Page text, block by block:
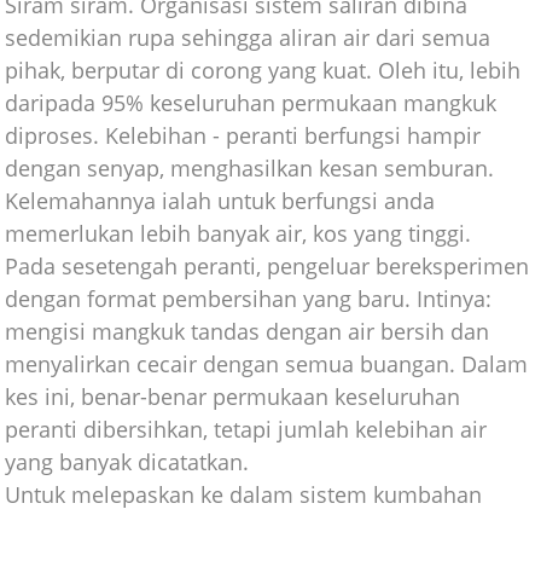
sedemikian rupa sehingga aliran air dari semua
pihak, berputar di corong yang kuat. Oleh itu, lebih
daripada 95% keseluruhan permukaan mangkuk
diproses. Kelebihan - peranti berfungsi hampir
dengan senyap, menghasilkan kesan semburan.
Kelemahannya ialah untuk berfungsi anda
memerlukan lebih banyak air, kos yang tinggi.
Pada sesetengah peranti, pengeluar bereksperimen
dengan format pembersihan yang baru. Intinya:
mengisi mangkuk tandas dengan air bersih dan
menyalirkan cecair dengan semua buangan. Dalam
kes ini, benar-benar permukaan keseluruhan
peranti dibersihkan, tetapi jumlah kelebihan air
yang banyak dicatatkan.
Untuk melepaskan ke dalam sistem kumbahan